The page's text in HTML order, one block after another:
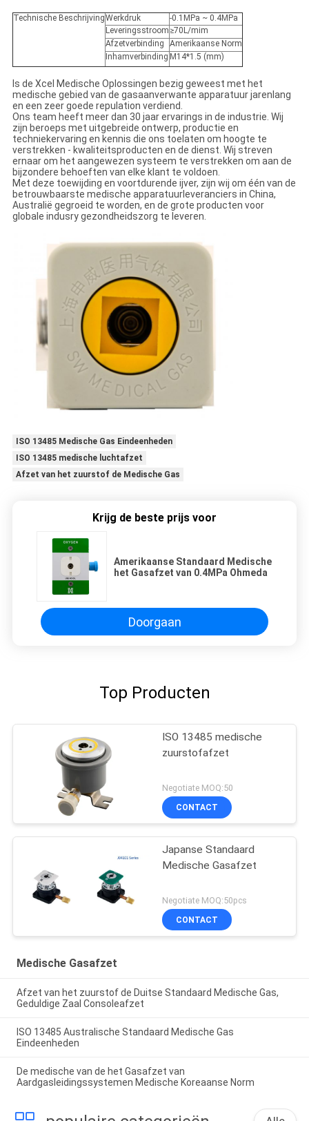
Technische BeschrijvingWerkdruk
-0.1MPa ~ 0.4MPa
Leveringsstroom ≥70L/mim
Afzetverbinding
Amerikaanse Norm
Inhamverbinding M14*1.5 (mm)
Is de Xcel Medische Oplossingen bezig geweest met het
medische gebied van de gasaanverwante apparatuur jarenlang
en een zeer goede repulation verdiend.
Ons team heeft meer dan 30 jaar ervarings in de industrie. Wij
zijn beroeps met uitgebreide ontwerp, productie en
techniekervaring en kennis die ons toelaten om hoogte te
verstrekken - kwaliteitsproducten en de dienst. Wij streven
ernaar om het aangewezen systeem te verstrekken om aan de
bijzondere behoeften van elke klant te voldoen.
Met deze toewijding en voortdurende ijver, zijn wij om één van de
betrouwbaarste medische apparatuurleveranciers in China,
Australië gegroeid te worden, en de grote producten voor
globale indusry gezondheidszorg te leveren.
ISO 13485 Medische Gas Eindeenheden
ISO 13485 medische luchtafzet
Afzet van het zuurstof de Medische Gas
Krijg de beste prijs voor
Amerikaanse Standaard Medische
het Gasafzet van 0.4MPa Ohmeda
Doorgaan
Top Producten
ISO 13485 medische
zuurstofafzet
Negotiate MOQ:50
CONTACT
Japanse Standaard
Medische Gasafzet
Negotiate MOQ:50pcs
CONTACT
Medische Gasafzet
Afzet van het zuurstof de Duitse Standaard Medische Gas,
Geduldige Zaal Consoleafzet
ISO 13485 Australische Standaard Medische Gas
Eindeenheden
De medische van de het Gasafzet van
Aardgasleidingssystemen Medische Koreaanse Norm